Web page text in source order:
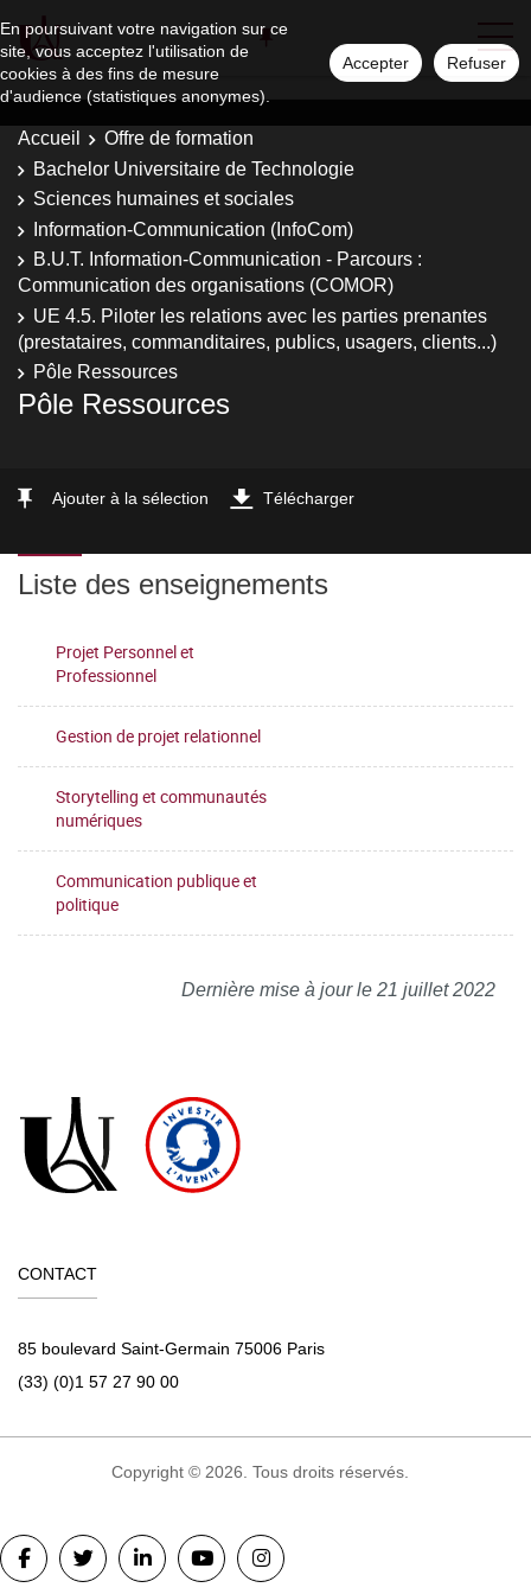
En poursuivant votre navigation sur ce
site, vous acceptez l'utilisation de
cookies à des fins de mesure
d'audience (statistiques anonymes).
Accepter Refuser
Accueil
Offre de formation
Bachelor Universitaire de Technologie
Sciences humaines et sociales
Information-Communication (InfoCom)
B.U.T. Information-Communication - Parcours :
Communication des organisations (COMOR)
UE 4.5. Piloter les relations avec les parties prenantes
(prestataires, commanditaires, publics, usagers, clients...)
Pôle Ressources
Pôle Ressources
Ajouter à la sélection Télécharger
Liste des enseignements
Projet Personnel et
Professionnel
Gestion de projet relationnel
Storytelling et communautés
numériques
Communication publique et
politique
Dernière mise à jour le 21 juillet 2022
CONTACT
85 boulevard Saint-Germain 75006 Paris
(33) (0)1 57 27 90 00
Copyright © 2026. Tous droits réservés.